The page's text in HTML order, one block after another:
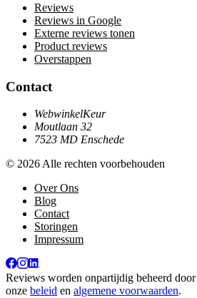
Reviews
Reviews in Google
Externe reviews tonen
Product reviews
Overstappen
Contact
WebwinkelKeur
Moutlaan 32
7523 MD Enschede
© 2026 Alle rechten voorbehouden
Over Ons
Blog
Contact
Storingen
Impressum
Reviews worden onpartijdig beheerd door
onze beleid en algemene voorwaarden.